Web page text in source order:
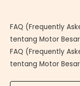
FAQ (Frequently
tentang Motor
FAQ (Frequently
tentang Motor